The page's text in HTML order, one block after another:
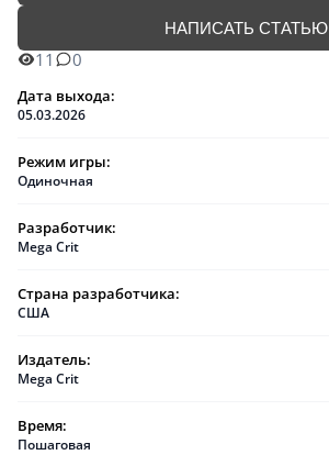
НАПИСАТЬ СТАТЬЮ
11 0
Дата выхода:
05.03.2026
Режим игры:
Одиночная
Разработчик:
Mega Crit
Страна разработчика:
США
Издатель:
Mega Crit
Время:
Пошаговая